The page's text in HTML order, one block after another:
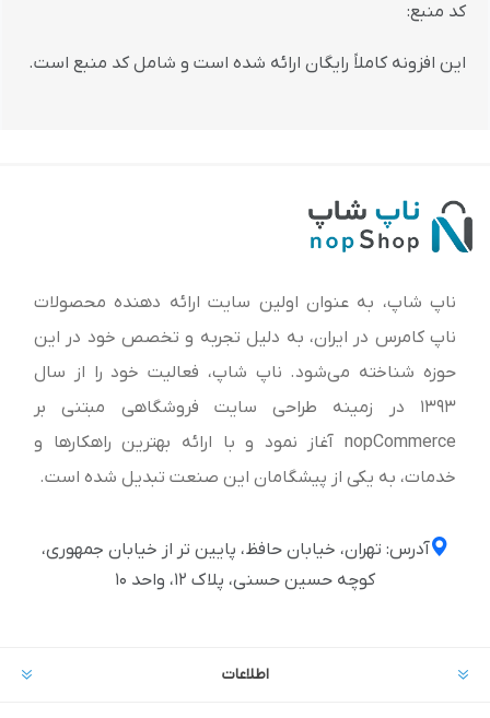
کد منبع:
این افزونه کاملاً رایگان ارائه شده است و شامل کد منبع است.
ناپ شاپ، به عنوان اولین سایت ارائه‌ دهنده محصولات
ناپ کامرس در ایران، به دلیل تجربه و تخصص خود در این
حوزه شناخته می‌شود. ناپ شاپ، فعالیت خود را از سال
1393 در زمینه طراحی سایت فروشگاهی مبتنی بر
nopCommerce آغاز نمود و با ارائه بهترین راهکارها و
خدمات، به یکی از پیشگامان این صنعت تبدیل شده است.
آدرس: تهران، خیابان حافظ، پایین تر از خیابان جمهوری،
کوچه حسین حسنی، پلاک ۱۲، واحد ۱۰
اطلاعات